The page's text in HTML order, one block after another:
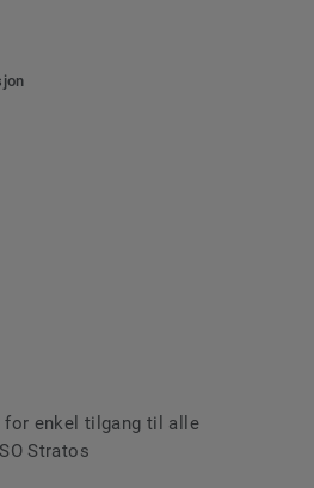
for enkel tilgang til alle
Stratos